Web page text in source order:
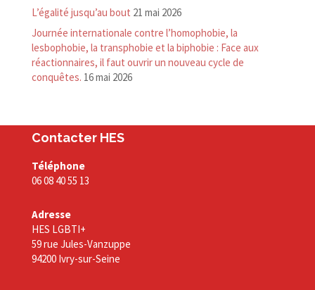
L’égalité jusqu’au bout 21 mai 2026
Journée internationale contre l’homophobie, la
lesbophobie, la transphobie et la biphobie : Face aux
réactionnaires, il faut ouvrir un nouveau cycle de
conquêtes. 16 mai 2026
Contacter HES
Téléphone
06 08 40 55 13
Adresse
HES LGBTI+
59 rue Jules-Vanzuppe
94200 Ivry-sur-Seine